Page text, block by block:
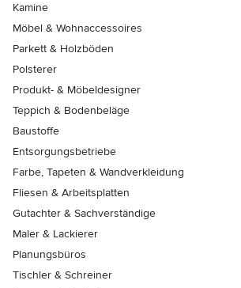
Kamine
Möbel & Wohnaccessoires
Parkett & Holzböden
Polsterer
Produkt- & Möbeldesigner
Teppich & Bodenbeläge
Baustoffe
Entsorgungsbetriebe
Farbe, Tapeten & Wandverkleidung
Fliesen & Arbeitsplatten
Gutachter & Sachverständige
Maler & Lackierer
Planungsbüros
Tischler & Schreiner